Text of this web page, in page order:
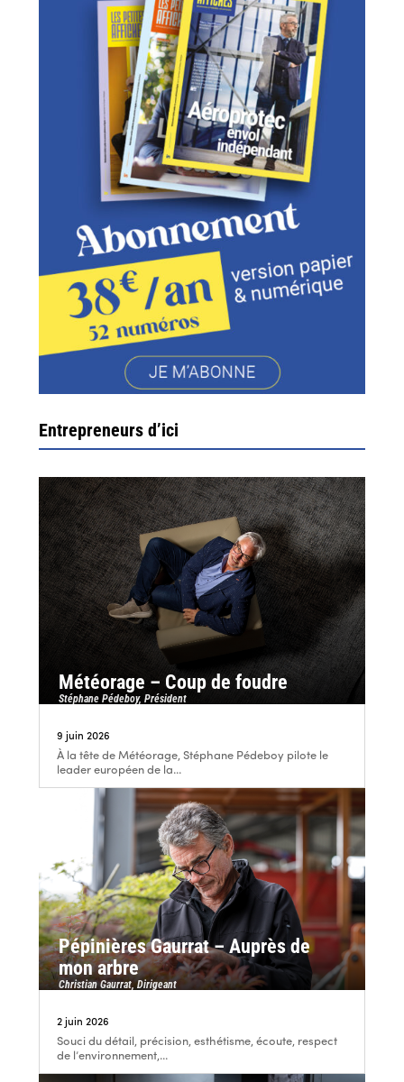
Entrepreneurs d’ici
Météorage – Coup de foudre
Stéphane Pédeboy, Président
9 juin 2026
À la tête de Météorage, Stéphane Pédeboy pilote le
leader européen de la...
Pépinières Gaurrat – Auprès de
mon arbre
Christian Gaurrat, Dirigeant
2 juin 2026
Souci du détail, précision, esthétisme, écoute, respect
de l’environnement,...